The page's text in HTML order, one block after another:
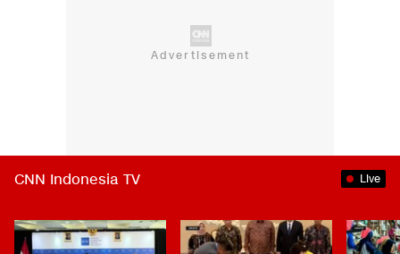
CNN Indonesia TV Live